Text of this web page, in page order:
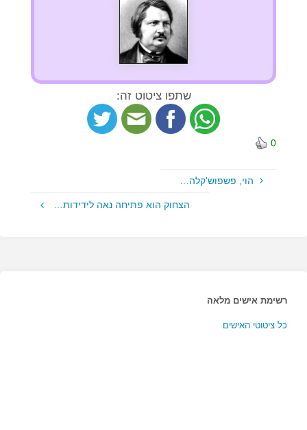
שתפו ציטוט זה:
0
הוי, פשפוש'קלה…
הצחוק הוא פתיחה נאה לידידות…
רשימת אישים מלאה
כל ציטוטי האישים